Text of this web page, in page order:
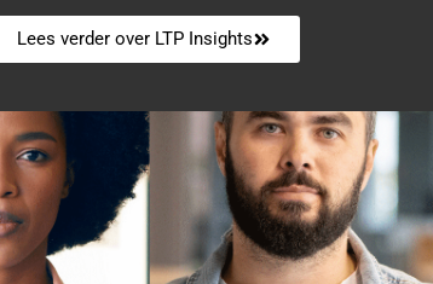
Lees verder over LTP Insights